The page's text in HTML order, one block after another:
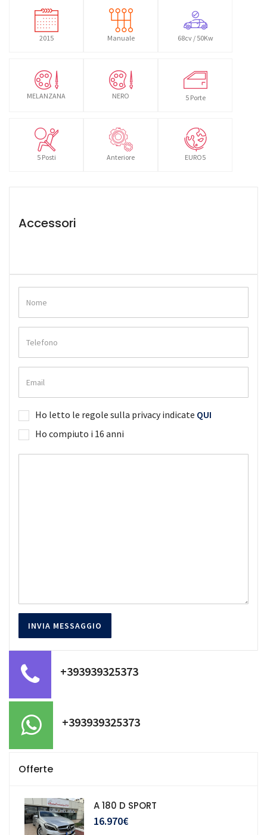
2015 Manuale 68cv / 50Kw
MELANZANA NERO 5 Porte
5 Posti Anteriore EURO5
Accessori
Ho letto le regole sulla privacy indicate QUI
Ho compiuto i 16 anni
+393939325373
+393939325373
Offerte
A 180 D SPORT
16.970€